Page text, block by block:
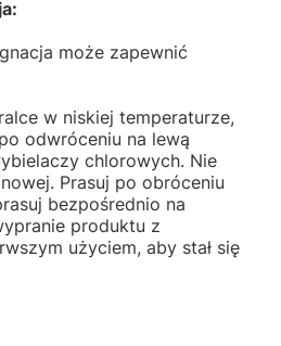
może zapewnić
w niskiej temperaturze,
odwróceniu na lewą
chlorowych. Nie
Prasuj po obróceniu
bezpośrednio na
produktu z
użyciem, aby stał się